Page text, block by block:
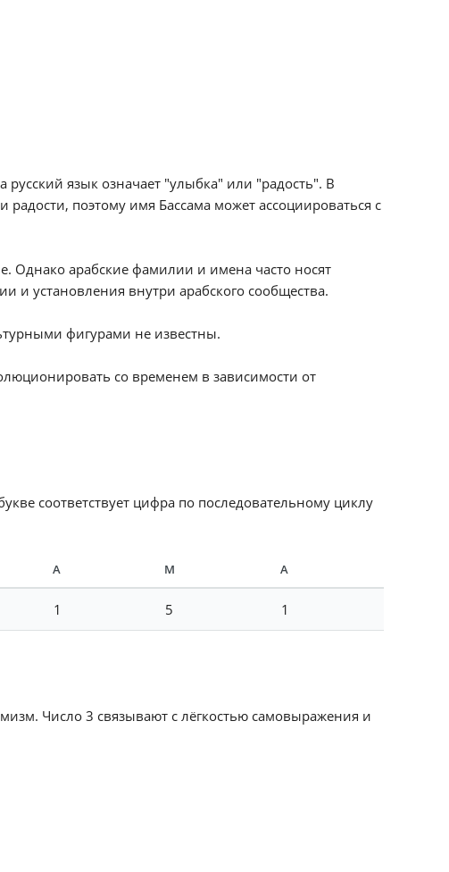
язык означает "улыбка" или "радость". В
поэтому имя Бассама может ассоциироваться с
Однако арабские фамилии и имена часто носят
и установления внутри арабского сообщества.
фигурами не известны.
со временем в зависимости от
соответствует цифра по последовательному циклу
А М А
1 5 1
Число 3 связывают с лёгкостью самовыражения и